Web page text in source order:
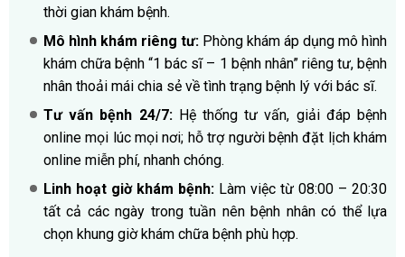
thời gian khám bệnh.
Mô hình khám riêng tư: Phòng khám áp dụng mô hình
khám chữa bệnh “1 bác sĩ – 1 bệnh nhân” riêng tư, bệnh
nhân thoải mái chia sẻ về tình trạng bệnh lý với bác sĩ.
Tư vấn bệnh 24/7:Hệ thống tư vấn, giải đáp bệnh
online mọi lúc mọi nơi; hỗ trợ người bệnhđặt lịch khám
online miễn phí, nhanh chóng.
Linh hoạt giờ khám bệnh: Làm việc từ 08:00 – 20:30
tất cả các ngày trong tuần nên bệnh nhân có thể lựa
chọn khung giờ khám chữa bệnh phù hợp.